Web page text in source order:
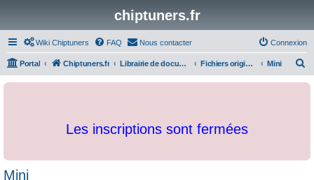
chiptuners.fr
Wiki Chiptuners FAQ Nous contacter Connexion
Portal Chiptuners.fr Librairie de documents et originaux Fichiers originaux Mini
c
Les inscriptions sont fermées
Mini